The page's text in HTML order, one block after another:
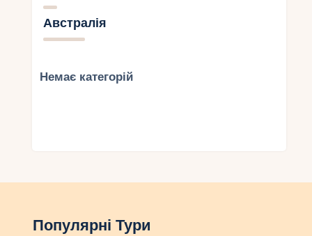
Австралія
Немає категорій
Популярні Тури